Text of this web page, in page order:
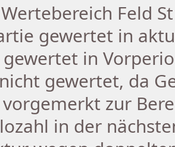
Wertebereich Feld
gewertet in
gewertet in
gewertet, da
vorgemerkt zur
in der